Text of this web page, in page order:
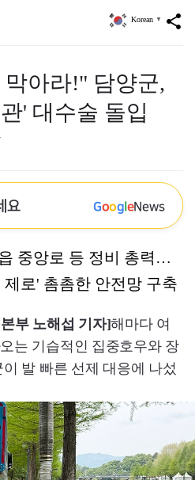
share
Korean ▼
아라!" 담양군,
' 대수술 돌입
요 GoogleNews
중앙로 등 정비 총력…
로' 촘촘한 안전망 구축
부 노해섭 기자]해마다 여
는 기습적인 집중호우와 장
발 빠른 선제 대응에 나섰